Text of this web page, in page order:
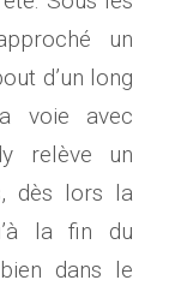
un
d’un long
voie avec
relève un
dès lors la
la fin du
dans le